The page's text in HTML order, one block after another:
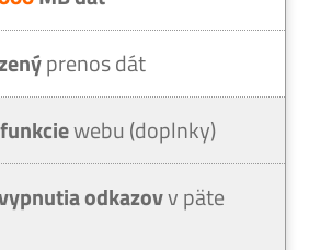
prenos dát
webu (doplnky)
odkazovv päte